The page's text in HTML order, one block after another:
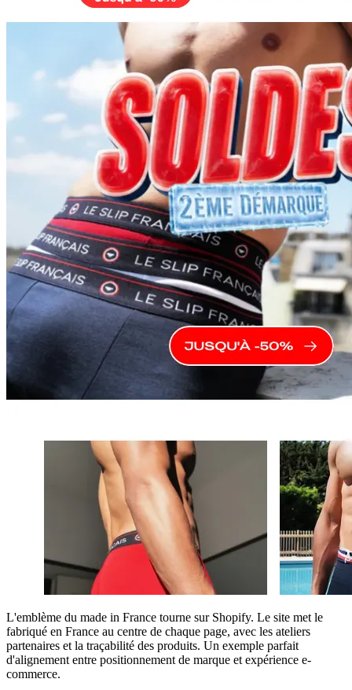
L'emblème du made in France tourne sur Shopify. Le site met le
fabriqué en France au centre de chaque page, avec les ateliers
partenaires et la traçabilité des produits. Un exemple parfait
d'alignement entre positionnement de marque et expérience e-
commerce.